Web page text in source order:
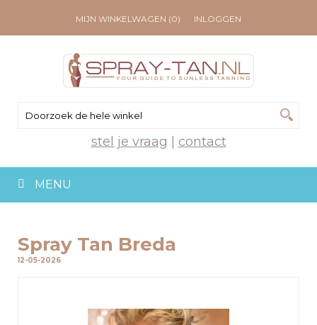
MIJN WINKELWAGEN (0) INLOGGEN
stel je vraag contact
MENU
Spray Tan Breda
12-05-2026